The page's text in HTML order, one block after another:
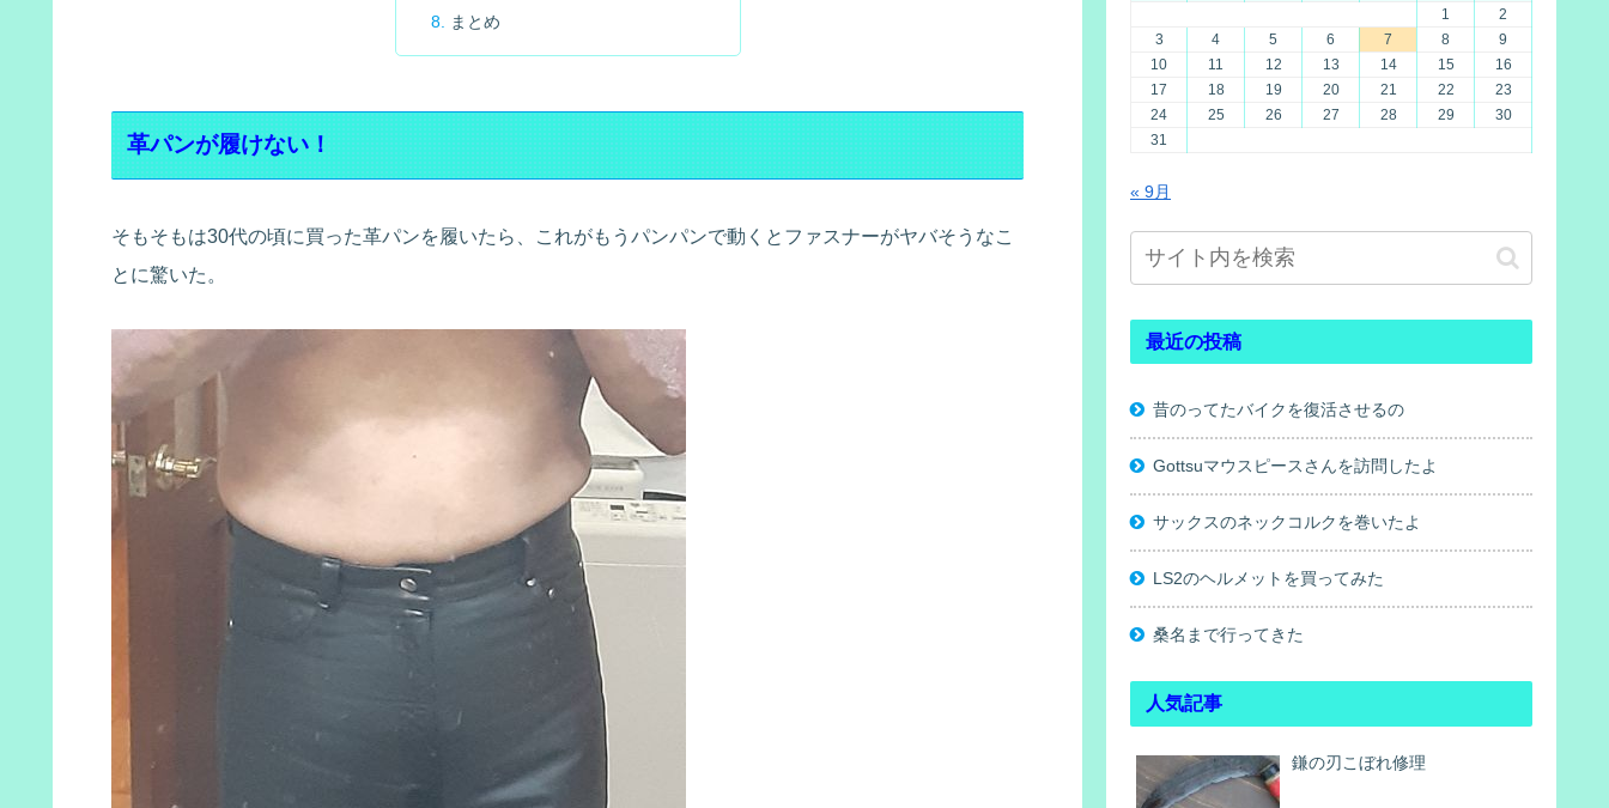
まとめ
革パンが履けない！
そもそもは30代の頃に買った革パンを履いたら、これがもうパンパンで動くとファスナーがヤバそうなこ
とに驚いた。
1
2
3
4 5 6 7 8
9
10
11 12 13 14 15
16
17
18 19 20 21 22
23
24
25 26 27 28 29
30
31
« 9月
最近の投稿
昔のってたバイクを復活させるの
Gottsuマウスピースさんを訪問したよ
サックスのネックコルクを巻いたよ
LS2のヘルメットを買ってみた
桑名まで行ってきた
人気記事
鎌の刃こぼれ修理